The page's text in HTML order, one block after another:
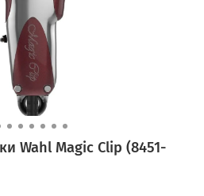
Wahl Magic Clip (8451-